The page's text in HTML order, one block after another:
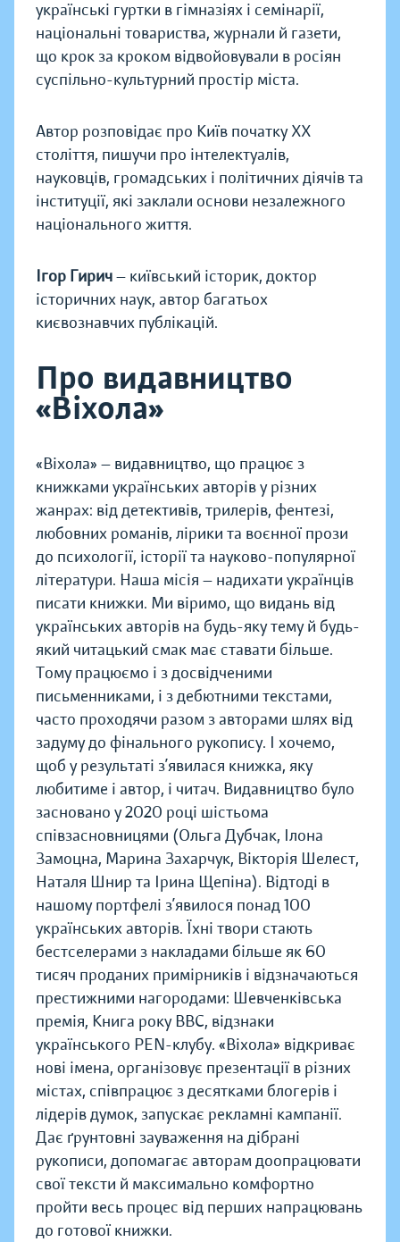
українські гуртки в гімназіях і семінарії,
національні товариства, журнали й газети,
що крок за кроком відвойовували в росіян
суспільно-культурний простір міста.
Автор розповідає про Київ початку ХХ
століття, пишучи про інтелектуалів,
науковців, громадських і політичних діячів та
інституції, які заклали основи незалежного
національного життя.
Ігор Гирич— київський історик, доктор
історичних наук, автор багатьох
києвознавчих публікацій.
Про видавництво
«Віхола»
«Віхола» — видавництво, що працює з
книжками українських авторів у різних
жанрах: від детективів, трилерів, фентезі,
любовних романів, лірики та воєнної прози
до психології, історії та науково-популярної
літератури. Наша місія — надихати українців
писати книжки. Ми віримо, що видань від
українських авторів на будь-яку тему й будь-
який читацький смак має ставати більше.
Тому працюємо і з досвідченими
письменниками, і з дебютними текстами,
часто проходячи разом з авторами шлях від
задуму до фінального рукопису. І хочемо,
щоб у результаті з’явилася книжка, яку
любитиме і автор, і читач. Видавництво було
засновано у 2020 році шістьома
співзасновницями (Ольга Дубчак, Ілона
Замоцна, Марина Захарчук, Вікторія Шелест,
Наталя Шнир та Ірина Щепіна). Відтоді в
нашому портфелі з’явилося понад 100
українських авторів. Їхні твори стають
бестселерами з накладами більше як 60
тисяч проданих примірників і відзначаються
престижними нагородами: Шевченківська
премія, Книга року BBC, відзнаки
українського PEN-клубу. «Віхола» відкриває
нові імена, організовує презентації в різних
містах, співпрацює з десятками блогерів і
лідерів думок, запускає рекламні кампанії.
Дає ґрунтовні зауваження на дібрані
рукописи, допомагає авторам доопрацювати
свої тексти й максимально комфортно
пройти весь процес від перших напрацювань
до готової книжки.